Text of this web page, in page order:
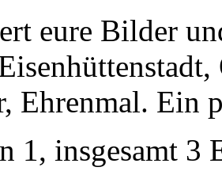
eure Bilder
Ehrenmal. Ein
1, insgesamt 3